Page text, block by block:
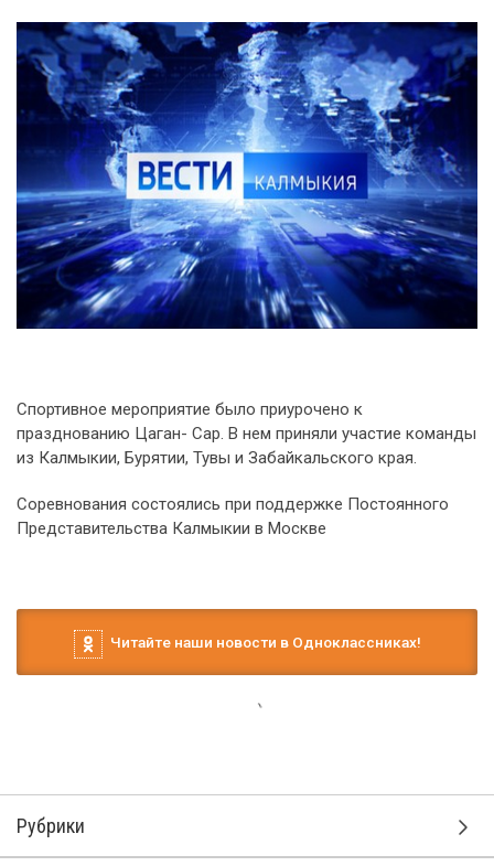
Спортивное мероприятие было приурочено к
празднованию Цаган- Сар. В нем приняли участие команды
из Калмыкии, Бурятии, Тувы и Забайкальского края.
Соревнования состоялись при поддержке Постоянного
Представительства Калмыкии в Москве
Читайте наши новости в Одноклассниках!
Рубрики